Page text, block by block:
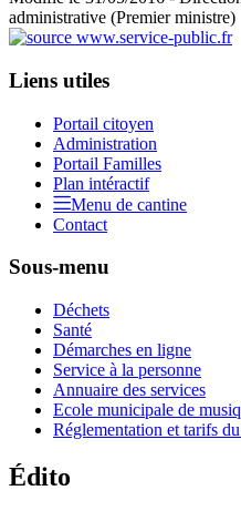
administrative (Premier ministre)
Liens utiles
Portail citoyen
Administration
Portail Familles
Plan intéractif
Menu de cantine
Contact
Sous-menu
Déchets
Santé
Démarches en ligne
Service à la personne
Annuaire des services
Ecole municipale de
Réglementation et tarifs
Édito